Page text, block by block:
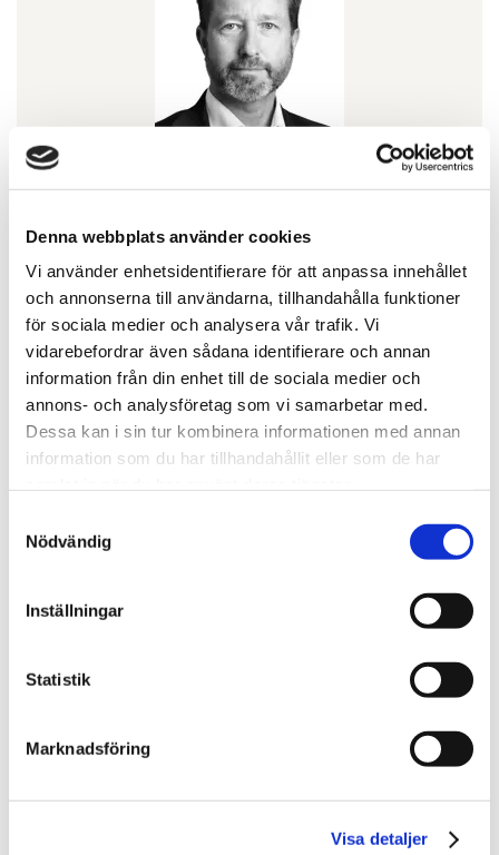
Denna webbplats använder cookies
Vi använder enhetsidentifierare för att anpassa innehållet
och annonserna till användarna, tillhandahålla funktioner
för sociala medier och analysera vår trafik. Vi
vidarebefordrar även sådana identifierare och annan
information från din enhet till de sociala medier och
annons- och analysföretag som vi samarbetar med.
Dessa kan i sin tur kombinera informationen med annan
information som du har tillhandahållit eller som de har
Nödvändig
Inställningar
Statistik
Marknadsföring
Visa detaljer
Affärsområdeschef Värdering & Analys
010-603 87 23
Stockholm
Mer om mig